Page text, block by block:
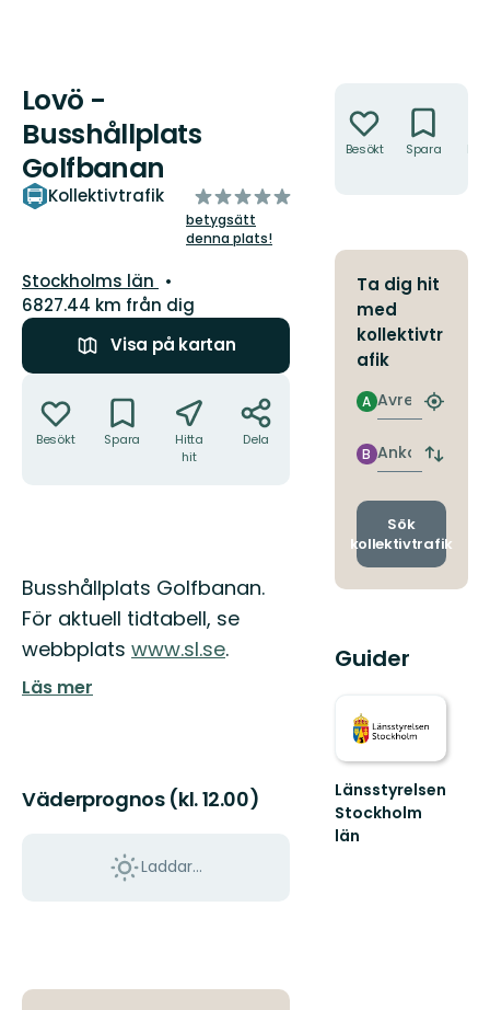
Lovö -
Busshållplats
Golfbanan
Kollektivtrafik
av
5
stjärnor
betygsätt
denna plats!
Län:
Stockholms län
6827.44 km från dig
Visa på kartan
Besökt Spara
Hitta
hit
Dela
Beskrivning
Busshållplats Golfbanan.
För aktuell tidtabell, se
webbplats www.sl.se.
Läs mer
Väderprognos (kl. 12.00)
Laddar...
Besökt Spara
Ta dig hit
med
kollektivtr
afik
Avresa
A
Hitta
Ankomst
B
Byt
och
Sök
kollektivtrafik
Guider
Länsstyrelsen
Stockholm
län